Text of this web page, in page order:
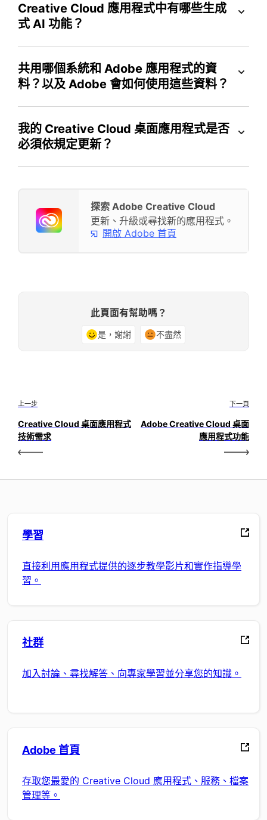
Creative Cloud 應用程式中有哪些生成
式 AI 功能？
共用哪個系統和 Adobe 應用程式的資
料？以及 Adobe 會如何使用這些資料？
我的 Creative Cloud 桌面應用程式是否
必須依規定更新？
探索 Adobe Creative Cloud
更新、升級或尋找新的應用程式。
開啟 Adobe 首頁
此頁面有幫助嗎？
是，謝謝 不盡然
上一步
Creative Cloud 桌面應用程式
技術需求
下一頁
Adobe Creative Cloud 桌面
應用程式功能
學習
直接利用應用程式提供的逐步教學影片和實作指導學
習。
社群
加入討論、尋找解答、向專家學習並分享您的知識。
Adobe 首頁
存取您最愛的 Creative Cloud 應用程式、服務、檔案
管理等。